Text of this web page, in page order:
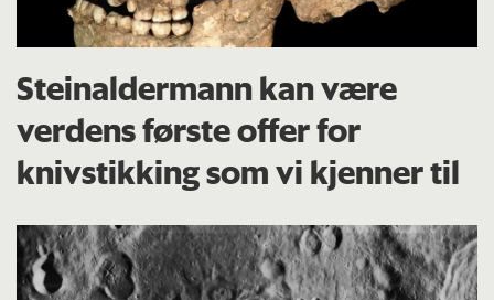
Steinaldermann kan være
verdens første offer for
knivstikking som vi kjenner til